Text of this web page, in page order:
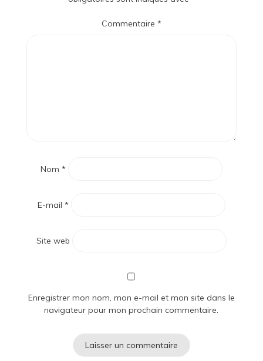
Commentaire *
Nom *
E-mail *
Site web
Enregistrer mon nom, mon e-mail et mon site dans le
navigateur pour mon prochain commentaire.